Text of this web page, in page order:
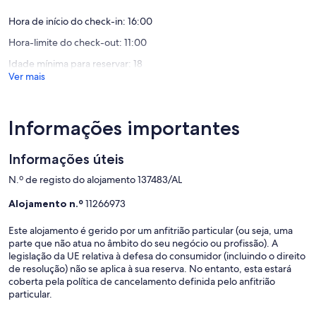
avaliações)
Hora de início do check-in: 16:00
Hora-limite do check-out: 11:00
Idade mínima para reservar: 18
Ver mais
Informações importantes
Informações úteis
N.º de registo do alojamento 137483/AL
Alojamento n.º11266973
Este alojamento é gerido por um anfitrião particular (ou seja, uma
parte que não atua no âmbito do seu negócio ou profissão). A
legislação da UE relativa à defesa do consumidor (incluindo o direito
de resolução) não se aplica à sua reserva. No entanto, esta estará
coberta pela política de cancelamento definida pelo anfitrião
particular.